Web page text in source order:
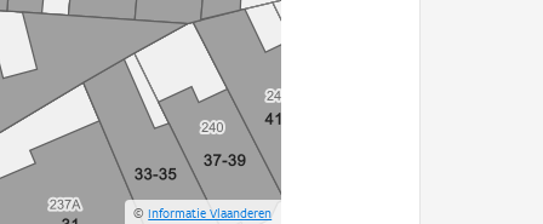
©Informatie Vlaanderen